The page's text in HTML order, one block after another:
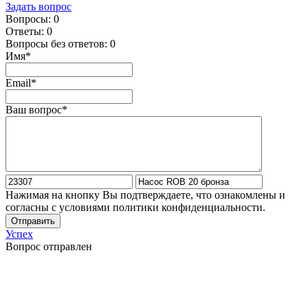
Задать вопрос
Вопросы: 0
Ответы: 0
Вопросы без ответов: 0
Имя*
Email*
Ваш вопрос*
Нажимая на кнопку Вы подтверждаете, что ознакомлены и
согласны с условиями политики конфиденциальности.
Отправить
Успех
Вопрос отправлен